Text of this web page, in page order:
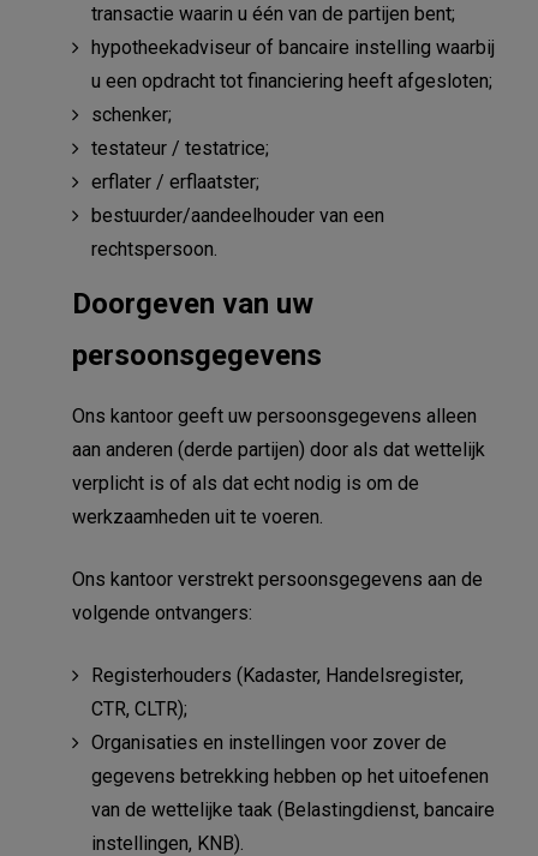
transactie waarin u één van de partijen bent;
hypotheekadviseur of bancaire instelling waarbij
u een opdracht tot financiering heeft afgesloten;
schenker;
testateur / testatrice;
erflater / erflaatster;
bestuurder/aandeelhouder van een
rechtspersoon.
Doorgeven van uw
persoonsgegevens
Ons kantoor geeft uw persoonsgegevens alleen
aan anderen (derde partijen) door als dat wettelijk
verplicht is of als dat echt nodig is om de
werkzaamheden uit te voeren.
Ons kantoor verstrekt persoonsgegevens aan de
volgende ontvangers:
Registerhouders (Kadaster, Handelsregister,
CTR, CLTR);
Organisaties en instellingen voor zover de
gegevens betrekking hebben op het uitoefenen
van de wettelijke taak (Belastingdienst, bancaire
instellingen, KNB).